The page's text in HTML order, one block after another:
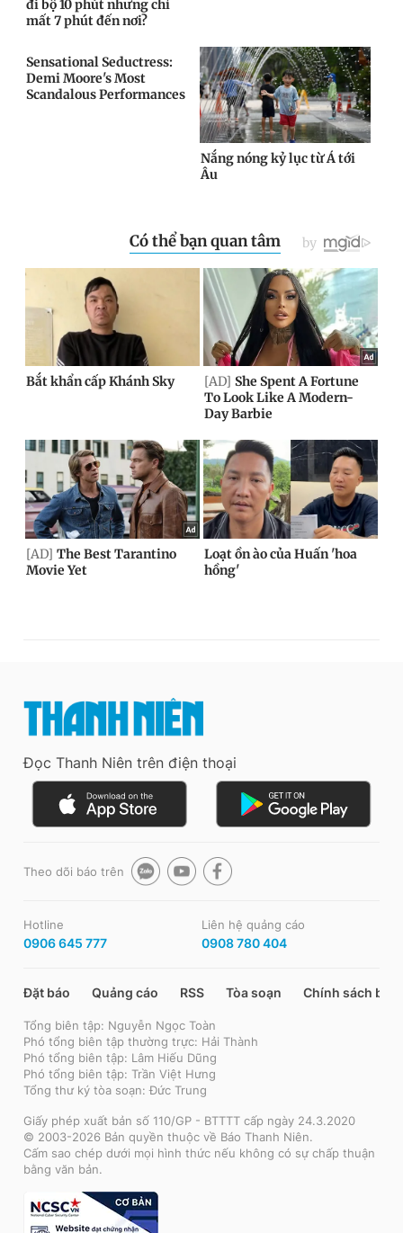
Đọc Thanh Niên trên điện thoại
Theo dõi báo trên
Hotline
0906 645 777
Liên hệ quảng cáo
0908 780 404
Đặt báo Quảng cáo RSS Tòa soạn Chính sách bảo
Tổng biên tập: Nguyễn Ngọc Toàn
Phó tổng biên tập thường trực: Hải Thành
Phó tổng biên tập: Lâm Hiếu Dũng
Phó tổng biên tập: Trần Việt Hưng
Tổng thư ký tòa soạn: Đức Trung
Giấy phép xuất bản số 110/GP - BTTTT cấp ngày 24.3.2020
© 2003-2026 Bản quyền thuộc về Báo Thanh Niên.
Cấm sao chép dưới mọi hình thức nếu không có sự chấp thuận
bằng văn bản.